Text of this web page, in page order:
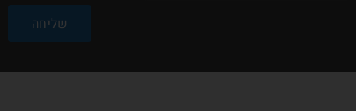
שליחה